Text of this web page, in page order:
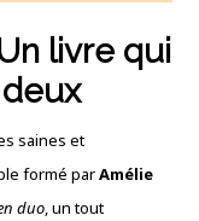
livre qui
saines et
formé parAmélie
duo, un tout